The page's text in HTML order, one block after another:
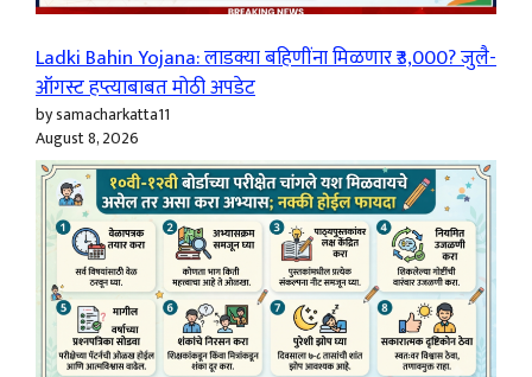
Ladki Bahin Yojana: लाडक्या बहिणींना मिळणार ₹3,000? जुलै-
ऑगस्ट हप्त्याबाबत मोठी अपडेट
by samacharkatta11
August 8, 2026